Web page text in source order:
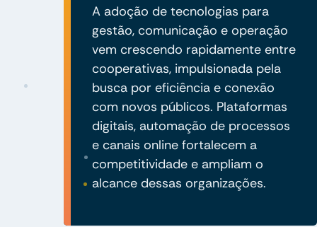
A adoção de tecnologias para
gestão, comunicação e operação
vem crescendo rapidamente entre
cooperativas, impulsionada pela
busca por eficiência e conexão
com novos públicos. Plataformas
digitais, automação de processos
e canais online fortalecem a
competitividade e ampliam o
alcance dessas organizações.